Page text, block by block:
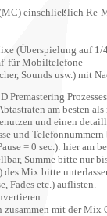
einschließlich Re-
(Überspielung auf 1/
für Mobiltelefone
Sounds usw.) mit
am besten
und einen
und
= 0 sec.): hier am
Summe bitte nur
Mix bitte
Fades etc.) auflisten.
zusammen mit der